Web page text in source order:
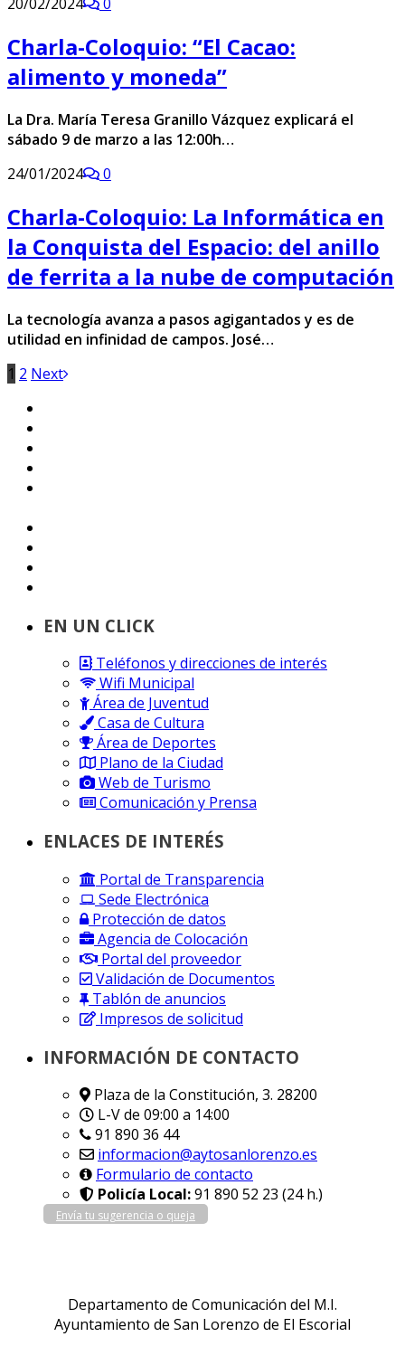
Charla-Coloquio: “El Cacao:
alimento y moneda”
La Dra. María Teresa Granillo Vázquez explicará el
sábado 9 de marzo a las 12:00h…
24/01/2024
0
Charla-Coloquio: La Informática en
la Conquista del Espacio: del anillo
de ferrita a la nube de computación
La tecnología avanza a pasos agigantados y es de
utilidad en infinidad de campos. José…
1 2 Next
EN UN CLICK
Teléfonos y direcciones de interés
Wifi Municipal
Área de Juventud
Casa de Cultura
Área de Deportes
Plano de la Ciudad
Web de Turismo
Comunicación y Prensa
ENLACES DE INTERÉS
Portal de Transparencia
Sede Electrónica
Protección de datos
Agencia de Colocación
Portal del proveedor
Validación de Documentos
Tablón de anuncios
Impresos de solicitud
INFORMACIÓN DE CONTACTO
Plaza de la Constitución, 3. 28200
L-V de 09:00 a 14:00
91 890 36 44
informacion@aytosanlorenzo.es
Formulario de contacto
Policía Local:91 890 52 23 (24 h.)
Envía tu sugerencia o queja
Departamento de Comunicación del M.I.
Ayuntamiento de San Lorenzo de El Escorial